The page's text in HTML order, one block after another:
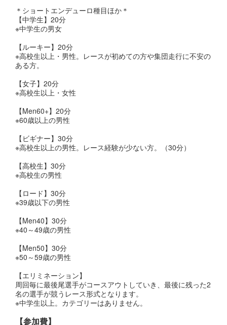
＊ショートエンデューロ種目ほか＊
【中学生】20分
※中学生の男女
【ルーキー】20分
※高校生以上・男性。レースが初めての方や集団走行に不安の
ある方。
【女子】20分
※高校生以上・女性
【Men60+】20分
※60歳以上の男性
【ビギナー】30分
※高校生以上の男性。レース経験が少ない方。（30分）
【高校生】30分
※高校生の男性
【ロード】30分
※39歳以下の男性
【Men40】30分
※40～49歳の男性
【Men50】30分
※50～59歳の男性
【エリミネーション】
周回毎に最後尾選手がコースアウトしていき、最後に残った2
名の選手が競うレース形式となります。
※中学生以上。カテゴリーはありません。
【参加費】